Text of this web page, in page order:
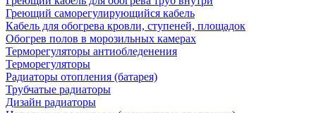
Греющий саморегулирующийся кабель
Кабель для обогрева кровли, ступеней, площадок
Обогрев полов в морозильных камерах
Терморегуляторы антиобледенения
Терморегуляторы
Радиаторы отопления (батарея)
Трубчатые радиаторы
Дизайн радиаторы